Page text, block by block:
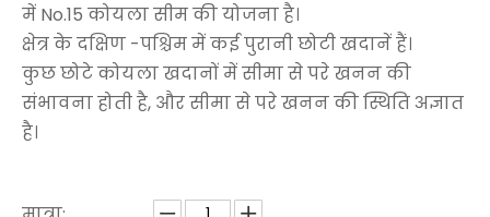
में No.15 कोयला सीम की योजना है।
क्षेत्र के दक्षिण -पश्चिम में कई पुरानी छोटी खदानें हैं।
कुछ छोटे कोयला खदानों में सीमा से परे खनन की
संभावना होती है, और सीमा से परे खनन की स्थिति अज्ञात
है।